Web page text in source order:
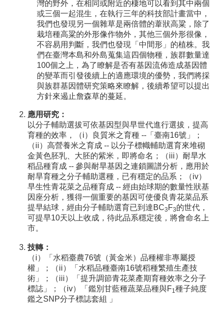
灣的野外，在相同或附近的棲地可以看到其中兩個
或三個一起混生，在執行三年的科技部計畫當中，
我們也發現另一個雜草是兩倍體的葦狀高粱，除了
栽培種高粱的外形像作物外，其他三個外形很像，
不容易用判斷，我們也發現「中間形」的植株。我
們在臺灣本島和外島蒐集這四個物種，族群數量達
100個之上，為了瞭解是否有基因流佈造成基因體
的變革而引發後續上的適應環境的優勢，我們將採
與族群基因體研究策略來瞭解，後續希望可以提出
方針來遏止詹森草的蔓延。
應用研究：
以分子輔助選拔可依基因型與早世代進行選拔，提高
育種的效率，（i）良質米之育種 --「臺南16號」；
（ii）高營養米之育成 -- 以分子標幟輔助選育來堆砌
金黃色胚乳、大胚的紫米，即將命名；（iii）耐旱水
稻品種育成 -- 參與耐旱基因之連鎖圖譜分析，應用於
耐旱育種之分子輔助選種，已有穩定的品系；（iv）
早生性青花菜之品種育成 -- 經由始球期的數量性狀基
因座分析，獲得一個重要的基因可使優良青花菜品系
提早結球，經由分子輔助選育已到達BC3 F3的世代，
可提早10天以上收成，待此品系穩定後，將會命名上
市。
技轉：
（i）「水稻臺農76號（黃金米）品種權非專屬授
權」；（ii）「水稻品種臺南16號稻種繁殖生產技
術」；（iii）「提升調節青花菜產期育種效率之分子
標誌」；（iv）「鑑別甘藍種蔬菜品種與F1種子純度
鑑之SNP分子標誌套組 」